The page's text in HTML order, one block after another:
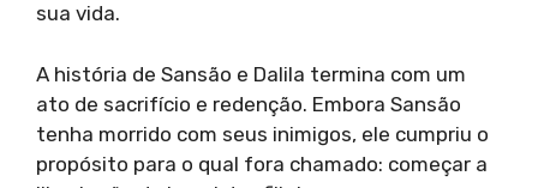
sua vida.
A história de Sansão e Dalila termina com um
ato de sacrifício e redenção. Embora Sansão
tenha morrido com seus inimigos, ele cumpriu o
propósito para o qual fora chamado: começar a